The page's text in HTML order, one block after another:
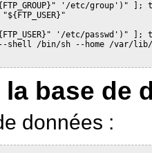
'/etc/group')" ];
'/etc/passwd')" ];
shell /bin/sh --home /var/
base de
données :